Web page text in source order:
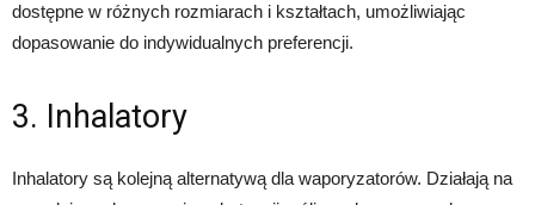
dostępne w różnych rozmiarach i kształtach, umożliwiając
dopasowanie do indywidualnych preferencji.
3. Inhalatory
Inhalatory są kolejną alternatywą dla waporyzatorów. Działają na